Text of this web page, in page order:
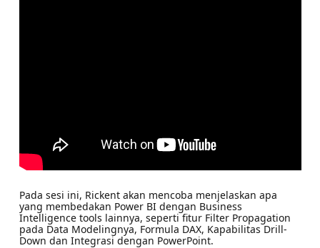
Pada sesi ini, Rickent akan mencoba menjelaskan apa
yang membedakan Power BI dengan Business
Intelligence tools lainnya, seperti fitur Filter Propagation
pada Data Modelingnya, Formula DAX, Kapabilitas Drill-
Down dan Integrasi dengan PowerPoint.